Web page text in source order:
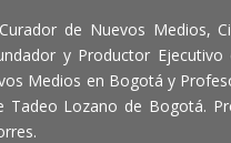
de Nuevos Medios,
y Productor
Medios en Bogotá y
Tadeo Lozano de Bogotá.